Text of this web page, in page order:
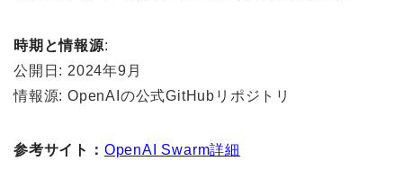
時期と情報源:
公開日: 2024年9月
情報源: OpenAIの公式GitHubリポジトリ
参考サイト： OpenAI Swarm詳細